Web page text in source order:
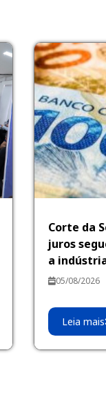
Corte da
juros
a
05/08/2026
Leia mais